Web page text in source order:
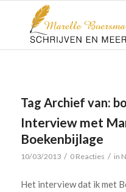
Tag Archief van:
Interview met
Boekenbijlage
10/03/2013 / 0 Reacties / in
Het interview dat ik met